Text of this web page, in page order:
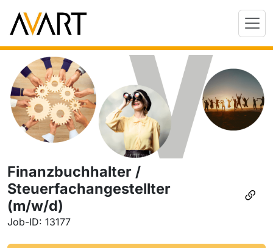
Finanzbuchhalter /
Steuerfachangestellter
(m/w/d)
Job-ID: 13177